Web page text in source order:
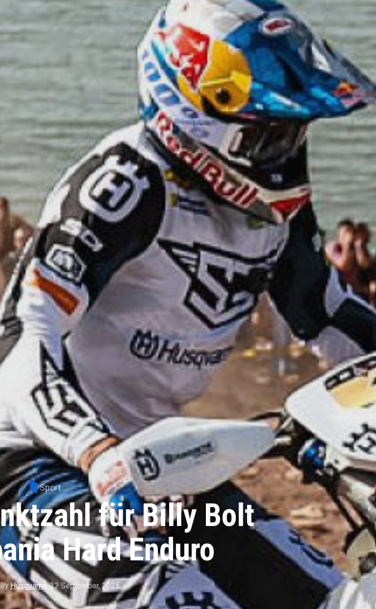
Sport
für Billy Bolt
Hard Enduro
By Husqvarna,22 September, 2025